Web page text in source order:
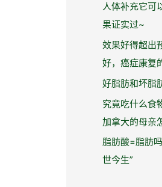
人体补充它可
果证实过~
效果好得超出
好，癌症康复
好脂肪和坏脂
究竟吃什么食
加拿大的母亲
脂肪酸=脂肪
世今生”